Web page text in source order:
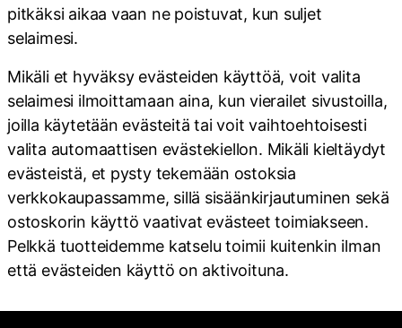
pitkäksi aikaa vaan ne poistuvat, kun suljet
selaimesi.
Mikäli et hyväksy evästeiden käyttöä, voit valita
selaimesi ilmoittamaan aina, kun vierailet sivustoilla,
joilla käytetään evästeitä tai voit vaihtoehtoisesti
valita automaattisen evästekiellon. Mikäli kieltäydyt
evästeistä, et pysty tekemään ostoksia
verkkokaupassamme, sillä sisäänkirjautuminen sekä
ostoskorin käyttö vaativat evästeet toimiakseen.
Pelkkä tuotteidemme katselu toimii kuitenkin ilman
että evästeiden käyttö on aktivoituna.